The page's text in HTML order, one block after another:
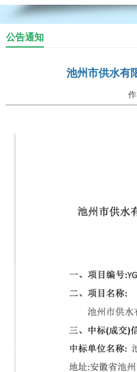
公告通知
池州市供水有